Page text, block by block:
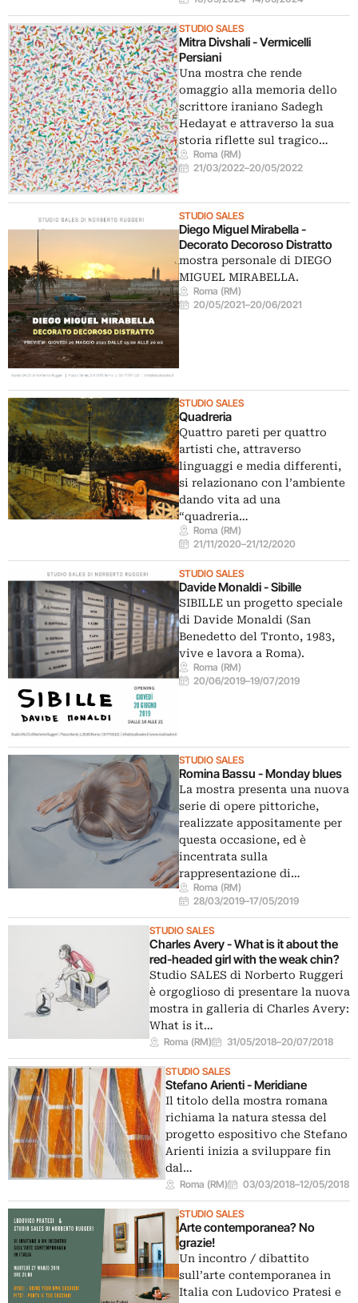
STUDIO SALES
Mitra Divshali - Vermicelli
Persiani
Una mostra che rende
omaggio alla memoria dello
scrittore iraniano Sadegh
Hedayat e attraverso la sua
storia riflette sul tragico…
Roma (RM)
21/03/2022–20/05/2022
STUDIO SALES
Diego Miguel Mirabella -
Decorato Decoroso Distratto
mostra personale di DIEGO
MIGUEL MIRABELLA.
Roma (RM)
20/05/2021–20/06/2021
STUDIO SALES
Quadreria
Quattro pareti per quattro
artisti che, attraverso
linguaggi e media differenti,
si relazionano con l’ambiente
dando vita ad una
“quadreria…
Roma (RM)
21/11/2020–21/12/2020
STUDIO SALES
Davide Monaldi - Sibille
SIBILLE un progetto speciale
di Davide Monaldi (San
Benedetto del Tronto, 1983,
vive e lavora a Roma).
Roma (RM)
20/06/2019–19/07/2019
STUDIO SALES
Romina Bassu - Monday blues
La mostra presenta una nuova
serie di opere pittoriche,
realizzate appositamente per
questa occasione, ed è
incentrata sulla
rappresentazione di…
Roma (RM)
28/03/2019–17/05/2019
STUDIO SALES
Charles Avery - What is it about the
red-headed girl with the weak chin?
Studio SALES di Norberto Ruggeri
è orgoglioso di presentare la nuova
mostra in galleria di Charles Avery:
What is it…
Roma (RM) 31/05/2018–20/07/2018
STUDIO SALES
Stefano Arienti - Meridiane
Il titolo della mostra romana
richiama la natura stessa del
progetto espositivo che Stefano
Arienti inizia a sviluppare fin
dal…
Roma (RM) 03/03/2018–12/05/2018
STUDIO SALES
Arte contemporanea? No
grazie!
Un incontro / dibattito
sull’arte contemporanea in
Italia con Ludovico Pratesi e